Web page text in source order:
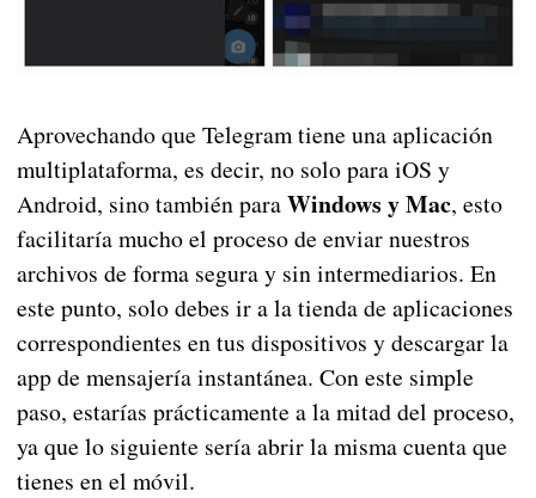
Aprovechando que Telegram tiene una aplicación
multiplataforma, es decir, no solo para iOS y
Android, sino también paraWindows y Mac, esto
facilitaría mucho el proceso de enviar nuestros
archivos de forma segura y sin intermediarios. En
este punto, solo debes ir a la tienda de aplicaciones
correspondientes en tus dispositivos y descargar la
app de mensajería instantánea. Con este simple
paso, estarías prácticamente a la mitad del proceso,
ya que lo siguiente sería abrir la misma cuenta que
tienes en el móvil.